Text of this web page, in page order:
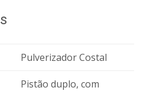
Pulverizador Costal
Pistão duplo, com